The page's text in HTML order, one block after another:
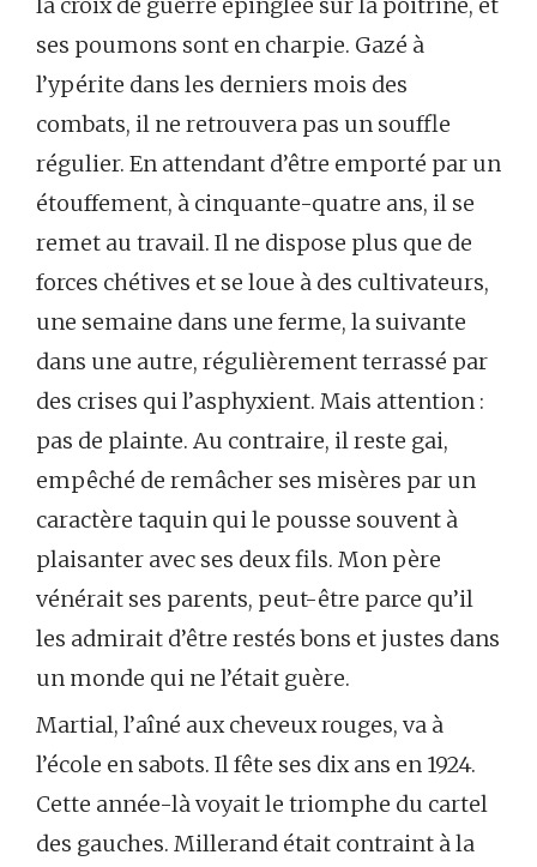
ses poumons sont en charpie. Gazé à
l’ypérite dans les derniers mois des
combats, il ne retrouvera pas un souffle
régulier. En attendant d’être emporté par un
étouffement, à cinquante-quatre ans, il se
remet au travail. Il ne dispose plus que de
forces chétives et se loue à des cultivateurs,
une semaine dans une ferme, la suivante
dans une autre, régulièrement terrassé par
des crises qui l’asphyxient. Mais attention :
pas de plainte. Au contraire, il reste gai,
empêché de remâcher ses misères par un
caractère taquin qui le pousse souvent à
plaisanter avec ses deux fils. Mon père
vénérait ses parents, peut-être parce qu’il
les admirait d’être restés bons et justes dans
un monde qui ne l’était guère.
Martial, l’aîné aux cheveux rouges, va à
l’école en sabots. Il fête ses dix ans en 1924.
Cette année-là voyait le triomphe du cartel
des gauches. Millerand était contraint à la